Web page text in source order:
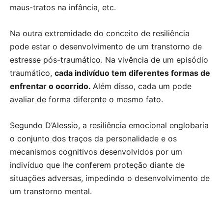
maus-tratos na infância, etc.
Na outra extremidade do conceito de resiliência
pode estar o desenvolvimento de um transtorno de
estresse pós-traumático. Na vivência de um episódio
traumático, cada indivíduo tem diferentes formas de
enfrentar o ocorrido. Além disso, cada um pode
avaliar de forma diferente o mesmo fato.
Segundo D’Alessio, a resiliência emocional englobaria
o conjunto dos traços da personalidade e os
mecanismos cognitivos desenvolvidos por um
indivíduo que lhe conferem proteção diante de
situações adversas, impedindo o desenvolvimento de
um transtorno mental.